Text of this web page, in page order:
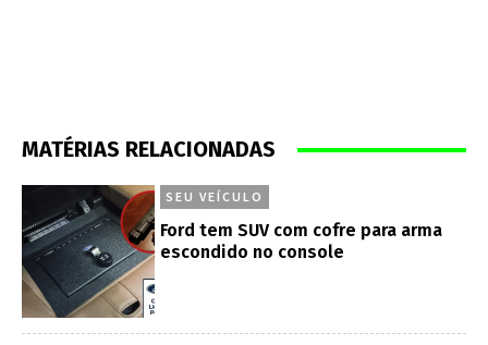
MATÉRIAS RELACIONADAS
SEU VEÍCULO
Ford tem SUV com cofre para arma
escondido no console